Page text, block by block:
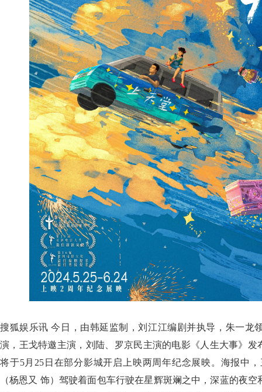
搜狐娱乐讯 今日，由韩延监制，刘江江编剧并执导，朱一龙
演，王戈特邀主演，刘陆、罗京民主演的电影《人生大事》发
将于5月25日在部分影城开启上映两周年纪念展映。海报中
（杨恩又 饰）驾驶着面包车行驶在星辉斑斓之中，深蓝的夜